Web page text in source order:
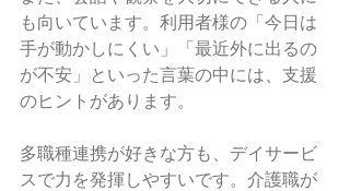
も向いています。利用者様の「今日は
手が動かしにくい」「最近外に出るの
が不安」といった言葉の中には、支援
のヒントがあります。
多職種連携が好きな方も、デイサービ
スで力を発揮しやすいです。介護職が